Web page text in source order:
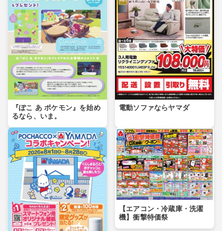
『ぽこ あ ポケモン』を始め
るなら、いま。
電動ソファならヤマダ
【エアコン・冷蔵庫・洗濯
機】衝撃特価祭